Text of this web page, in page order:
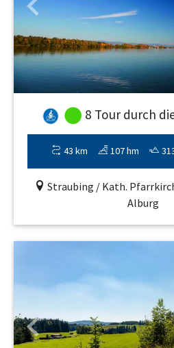
Previous
8 Tour durch
43 km 107 hm
Straubing / Kath.
Alburg
Previous